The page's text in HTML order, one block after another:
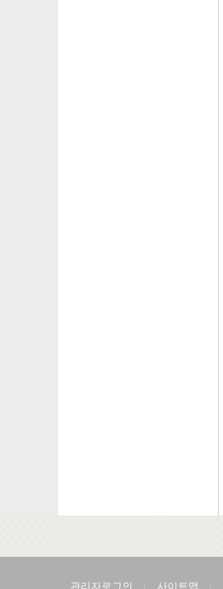
관리자로그인 사이트맵